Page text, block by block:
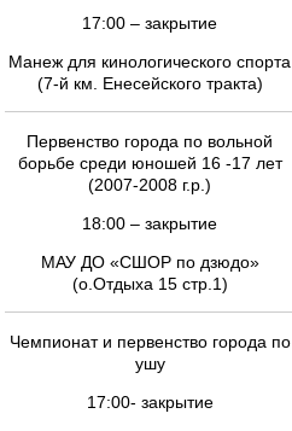
17:00 – закрытие
Манеж для кинологического спорта
(7-й км. Енесейского тракта)
Первенство города по вольной
борьбе среди юношей 16 -17 лет
(2007-2008 г.р.)
18:00 – закрытие
МАУ ДО «СШОР по дзюдо»
(о.Отдыха 15 стр.1)
Чемпионат и первенство города по
ушу
17:00- закрытие